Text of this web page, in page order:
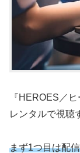
『HEROES／
レンタルで視聴
まず1つ目は配